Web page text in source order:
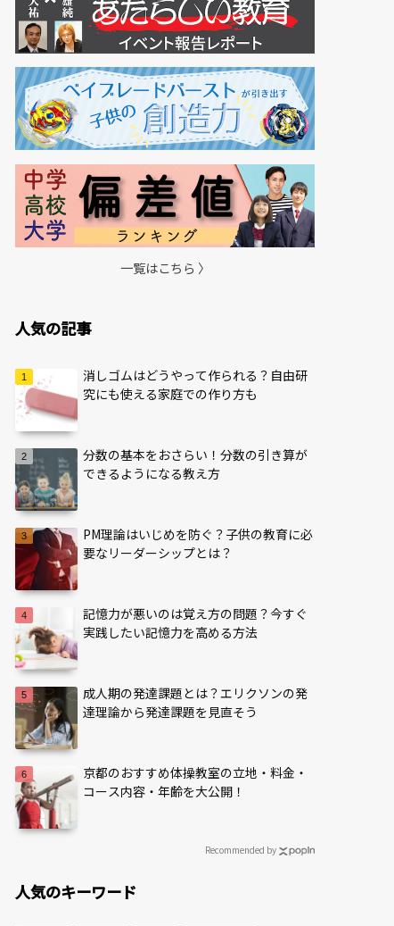
一覧はこちら 〉
人気の記事
消しゴムはどうやって作られる？自由研
究にも使える家庭での作り方も
分数の基本をおさらい！分数の引き算が
できるようになる教え方
PM理論はいじめを防ぐ？子供の教育に必
要なリーダーシップとは？
記憶力が悪いのは覚え方の問題？今すぐ
実践したい記憶力を高める方法
成人期の発達課題とは？エリクソンの発
達理論から発達課題を見直そう
京都のおすすめ体操教室の立地・料金・
コース内容・年齢を大公開！
Recommended by
人気のキーワード